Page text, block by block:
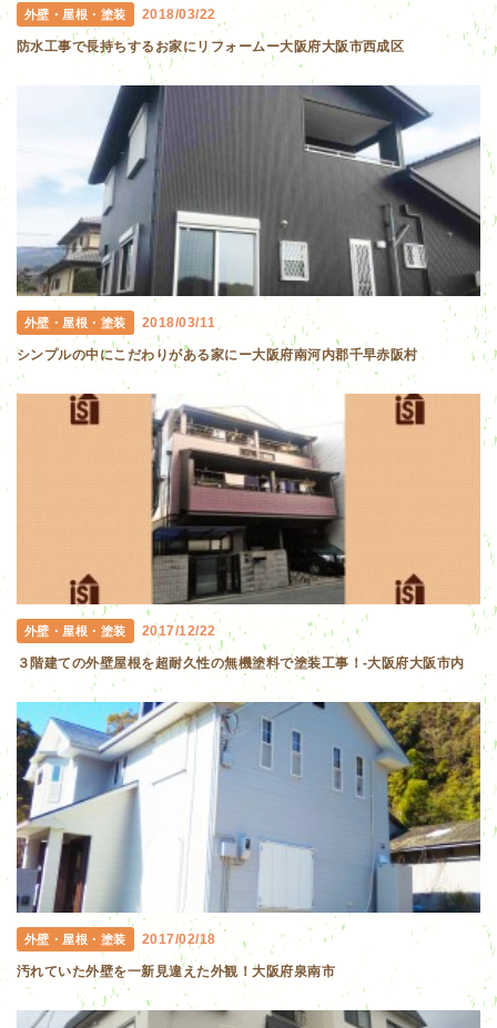
外壁・屋根・塗装 2018/03/22
防水工事で長持ちするお家にリフォームー大阪府大阪市西成区
外壁・屋根・塗装 2018/03/11
シンプルの中にこだわりがある家にー大阪府南河内郡千早赤阪村
外壁・屋根・塗装 2017/12/22
３階建ての外壁屋根を超耐久性の無機塗料で塗装工事！-大阪府大阪市内
外壁・屋根・塗装 2017/02/18
汚れていた外壁を一新見違えた外観！大阪府泉南市